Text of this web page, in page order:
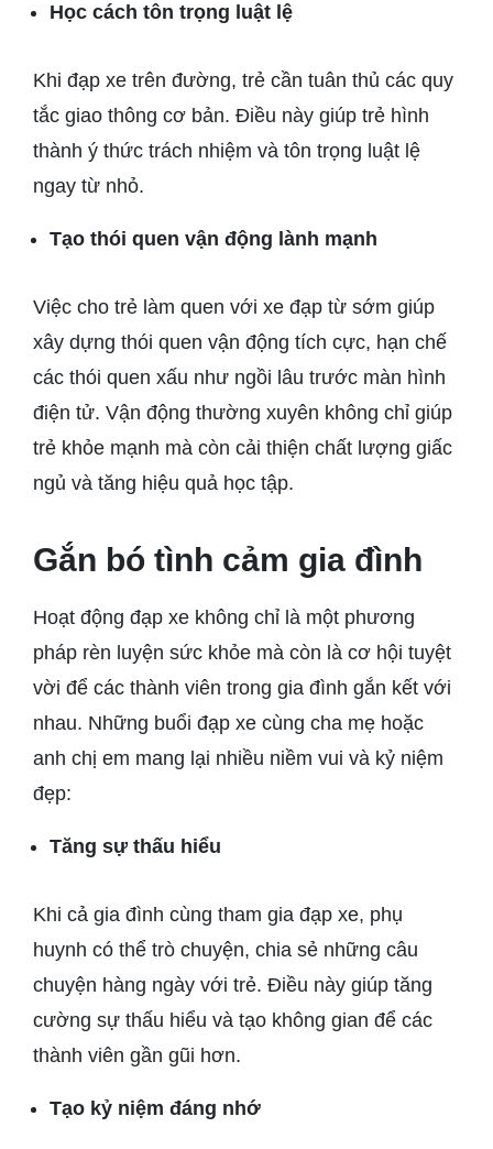
Học cách tôn trọng luật lệ
Khi đạp xe trên đường, trẻ cần tuân thủ các quy
tắc giao thông cơ bản. Điều này giúp trẻ hình
thành ý thức trách nhiệm và tôn trọng luật lệ
ngay từ nhỏ.
Tạo thói quen vận động lành mạnh
Việc cho trẻ làm quen với xe đạp từ sớm giúp
xây dựng thói quen vận động tích cực, hạn chế
các thói quen xấu như ngồi lâu trước màn hình
điện tử. Vận động thường xuyên không chỉ giúp
trẻ khỏe mạnh mà còn cải thiện chất lượng giấc
ngủ và tăng hiệu quả học tập.
Gắn bó tình cảm gia đình
Hoạt động đạp xe không chỉ là một phương
pháp rèn luyện sức khỏe mà còn là cơ hội tuyệt
vời để các thành viên trong gia đình gắn kết với
nhau. Những buổi đạp xe cùng cha mẹ hoặc
anh chị em mang lại nhiều niềm vui và kỷ niệm
đẹp:
Tăng sự thấu hiểu
Khi cả gia đình cùng tham gia đạp xe, phụ
huynh có thể trò chuyện, chia sẻ những câu
chuyện hàng ngày với trẻ. Điều này giúp tăng
cường sự thấu hiểu và tạo không gian để các
thành viên gần gũi hơn.
Tạo kỷ niệm đáng nhớ